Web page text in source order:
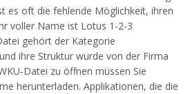
es oft die fehlende Möglichkeit, ihren
voller Name ist Lotus 1-2-3
gehört der Kategorie
ihre Struktur wurde von der Firma
Datei zu öffnen müssen Sie
herunterladen. Applikationen, die die